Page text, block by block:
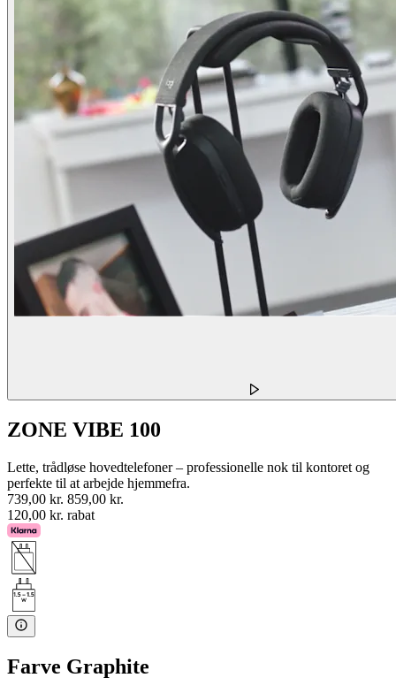
ZONE VIBE 100
Lette, trådløse hovedtelefoner – professionelle nok til kontoret og
perfekte til at arbejde hjemmefra.
739,00 kr. 859,00 kr.
120,00 kr. rabat
Farve Graphite